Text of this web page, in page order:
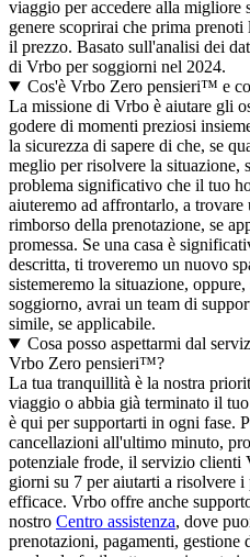
viaggio per accedere alla
genere scoprirai che prima prenoti
il prezzo. Basato sull'analisi dei
di Vrbo per soggiorni nel 2024.
Cos'è Vrbo Zero pensieri™ e
La missione di Vrbo è aiutare gli
godere di momenti preziosi
la sicurezza di sapere di che, se
meglio per risolvere la situazione,
problema significativo che il tuo
aiuteremo ad affrontarlo, a
rimborso della prenotazione, se
promessa. Se una casa è
descritta, ti troveremo un nuovo
sistemeremo la situazione,
soggiorno, avrai un team di
simile, se applicabile.
Cosa posso aspettarmi dal
Vrbo Zero pensieri™?
La tua tranquillità è la nostra
viaggio o abbia già terminato il
è qui per supportarti in ogni fase.
cancellazioni all'ultimo minuto,
potenziale frode, il servizio clienti
giorni su 7 per aiutarti a risolvere
efficace. Vrbo offre anche
nostro Centro assistenza, dove
prenotazioni, pagamenti, gestione